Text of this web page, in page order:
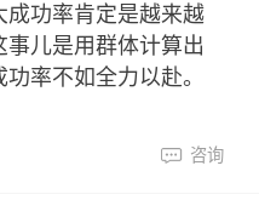
成功率肯定是越来越
儿是用群体计算出
率不如全力以赴。
咨询